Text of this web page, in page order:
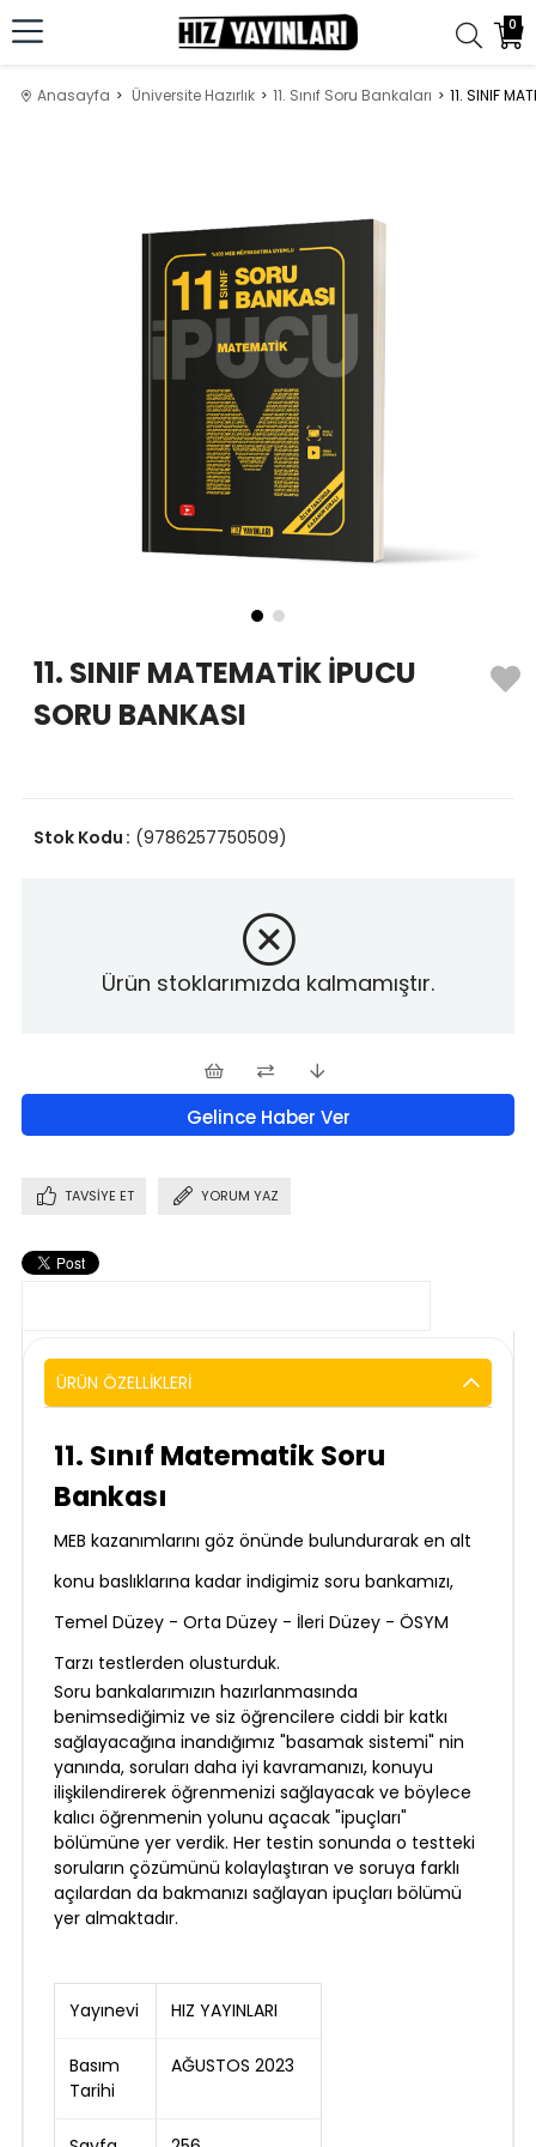
0
Anasayfa Üniversite Hazırlık 11. Sınıf Soru Bankaları 11. SINIF
11. SINIF MATEMATİK İPUCU
SORU BANKASI
(9786257750509)
Stok Kodu
Ürün stoklarımızda kalmamıştır.
Gelince Haber Ver
TAVSIYE ET YORUM YAZ
ÜRÜN ÖZELLIKLERI
11. Sınıf Matematik Soru
Bankası
MEB kazanımlarını göz önünde bulundurarak en alt
konu baslıklarına kadar indigimiz soru bankamızı,
Temel Düzey - Orta Düzey - İleri Düzey - ÖSYM
Tarzı testlerden olusturduk.
Soru bankalarımızın hazırlanmasında
benimsediğimiz ve siz öğrencilere ciddi bir katkı
sağlayacağına inandığımız "basamak sistemi" nin
yanında, soruları daha iyi kavramanızı, konuyu
ilişkilendirerek öğrenmenizi sağlayacak ve böylece
kalıcı öğrenmenin yolunu açacak "ipuçları"
bölümüne yer verdik. Her testin sonunda o testteki
soruların çözümünü kolaylaştıran ve soruya farklı
açılardan da bakmanızı sağlayan ipuçları bölümü
yer almaktadır.
Yayınevi HIZ YAYINLARI
Basım
Tarihi
AĞUSTOS 2023